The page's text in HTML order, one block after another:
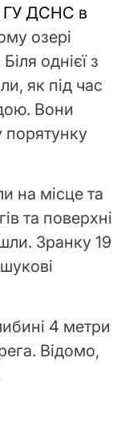
ГУ ДСНС в
озері
однієї з
як під час
Вони
на місце та
та поверхні
Зранку 19
4 метри
Відомо,